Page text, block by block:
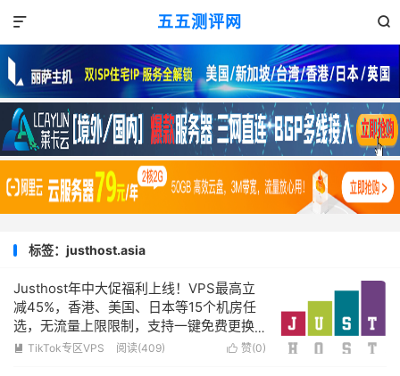
五五测评网 

标签：justhost.asia
Justhost年中大促福利上线！VPS最高立
减45%，香港、美国、日本等15个机房任
选，无流量上限限制，支持一键免费更换
IP
 赞(0)
 TikTok专区VPS 阅读(409)